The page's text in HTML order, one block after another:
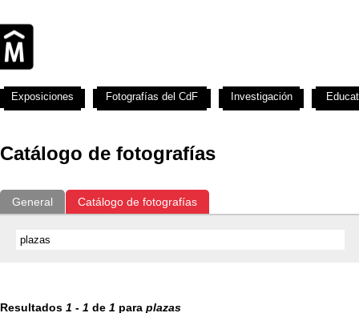
Catálogo de fotografías
General Catálogo de fotografías
Resultados 1 - 1 de 1 para plazas
Exposiciones Fotografías del CdF Investigación